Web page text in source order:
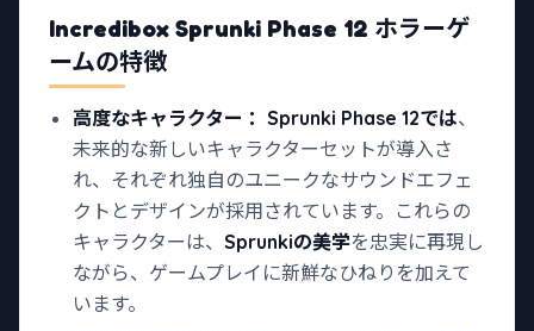
Incredibox Sprunki Phase 12 ホラーゲ
ームの特徴
高度なキャラクター ：Sprunki Phase 12では、
未来的な新しいキャラクターセットが導入さ
れ、それぞれ独自のユニークなサウンドエフェ
クトとデザインが採用されています。これらの
キャラクターは、 Sprunkiの美学を忠実に再現し
ながら、ゲームプレイに新鮮なひねりを加えて
います。